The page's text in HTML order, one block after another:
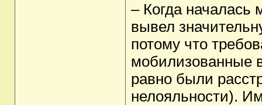
– Когда
вывел
потому что
мобилизованные
равно были
нелояльности).